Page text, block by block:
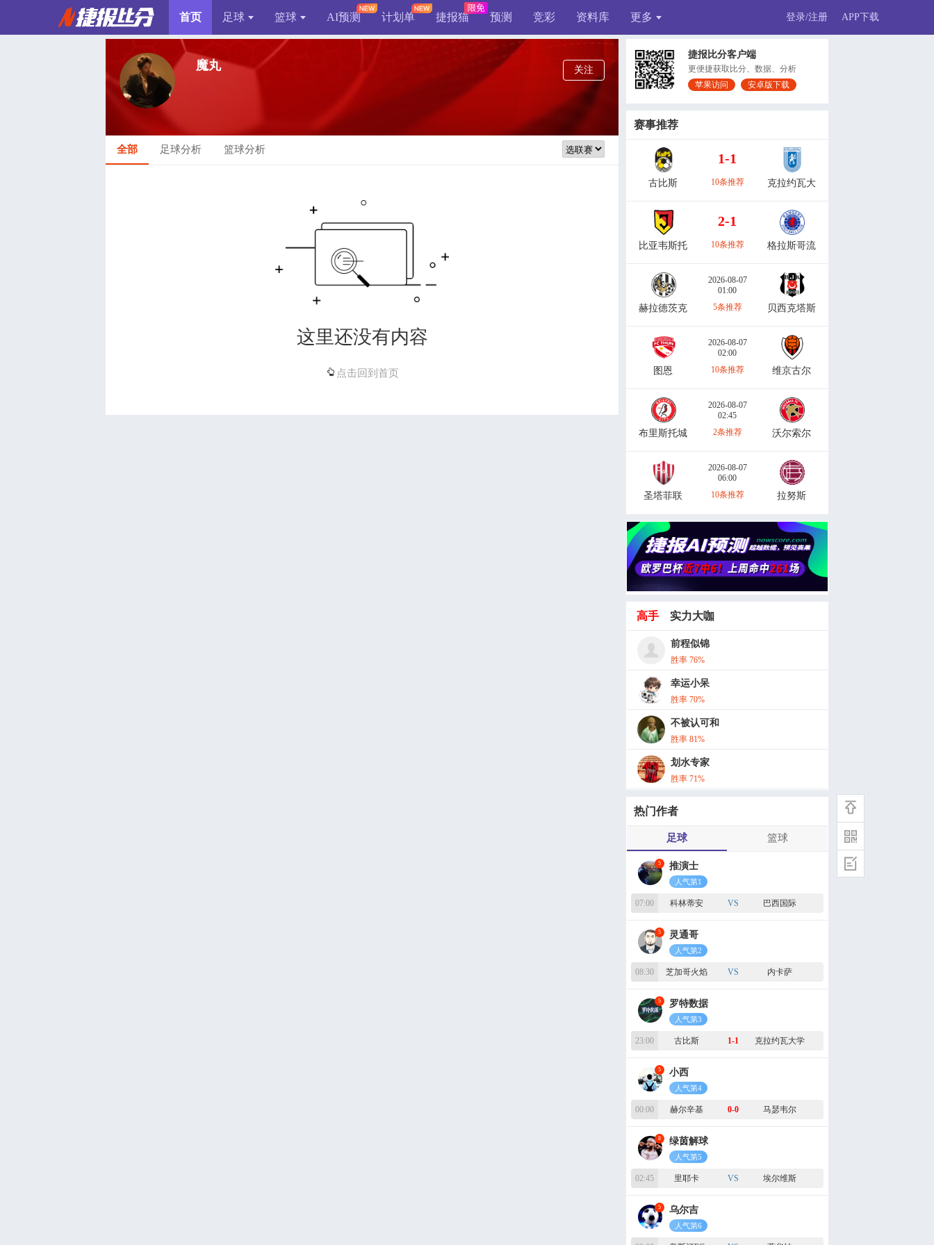
首页 足球 篮球 AI预测 计划单 捷报猫 预测 竞彩 资料库 更多 登录/注册 APP下载
魔丸 关注
全部 足球分析 篮球分析
这里还没有内容
点击回到首页
捷报比分客户端
更便捷获取比分、数据、分析
苹果访问
安卓版下载
赛事推荐
古比斯
1-1
10条推荐 克拉约瓦大
比亚韦斯托
2-1
10条推荐 格拉斯哥流
赫拉德茨克
2026-08-07
01:00
5条推荐
贝西克塔斯
图恩
2026-08-07
02:00
10条推荐
维京古尔
布里斯托城
2026-08-07
02:45
2条推荐
沃尔索尔
圣塔菲联
2026-08-07
06:00
10条推荐
拉努斯
高手 实力大咖
灵通哥
人气榜第2
罗特数据
人气榜第3
乌尔吉
人气榜第8
红姐说球
近19中12
热门作者
足球 篮球
3 禅师说球
人气第1
07:00 狂热 VS 王牌
4 小朱老师
人气第2
10:00 波特兰火焰 VS 多伦多节奏
6 娄山关大捷
近19中15
10:00 波特兰火焰 VS 多伦多节奏
3 遥梦看篮球
人气第4
10:00 波特兰火焰 VS 多伦多节奏
1 基斯迪
人气第5
20:30 胡志明市飞翼 80-83 西贡热火
7 儒墨
人气第6